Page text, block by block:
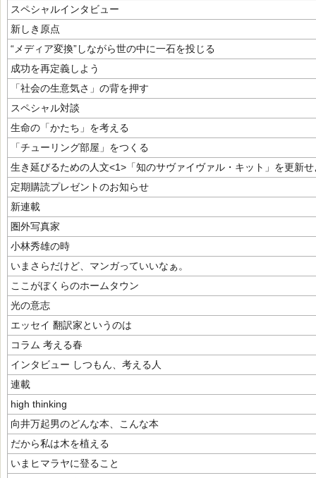
スペシャルインタビュー
新しき原点
“メディア変換”しながら世の中に一石を投じる
成功を再定義しよう
「社会の生意気さ」の背を押す
スペシャル対談
生命の「かたち」を考える
「チューリング部屋」をつくる
生き延びるための人文<1>「知のサヴァイヴァル・キット」を更新せ
定期購読プレゼントのお知らせ
新連載
圏外写真家
小林秀雄の時
いまさらだけど、マンガっていいなぁ。
ここがぼくらのホームタウン
光の意志
エッセイ 翻訳家というのは
コラム 考える春
インタビュー しつもん、考える人
連載
high thinking
向井万起男のどんな本、こんな本
だから私は木を植える
いまヒマラヤに登ること